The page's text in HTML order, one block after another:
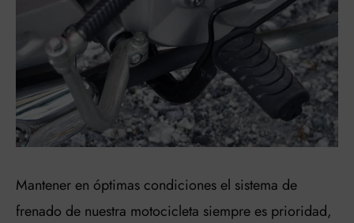
Mantener en óptimas condiciones el sistema de
frenado de nuestra motocicleta siempre es prioridad,